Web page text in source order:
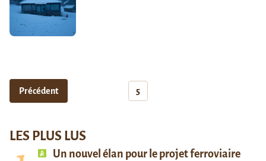
Précédent 5
LES PLUS LUS
Un nouvel élan pour le projet ferroviaire